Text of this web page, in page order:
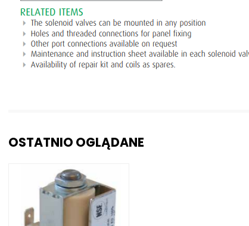
OSTATNIO OGLĄDANE